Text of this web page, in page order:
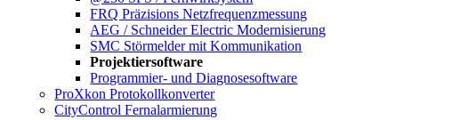
FRQ Präzisions Netzfrequenzmessung
AEG / Schneider Electric Modernisierung
SMC Störmelder mit Kommunikation
Projektiersoftware
Programmier- und Diagnosesoftware
ProXkon Protokollkonverter
CityControl Fernalarmierung